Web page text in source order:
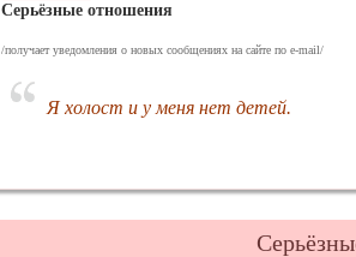
Серьёзные отношения
/получает уведомления о новых сообщениях на сайте по e-mail/
Я холост и у меня нет детей.